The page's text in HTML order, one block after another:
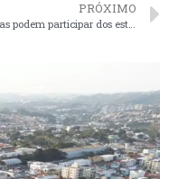
PRÓXIMO
Crianças podem participar dos estudos de nova vacina contra a gripe